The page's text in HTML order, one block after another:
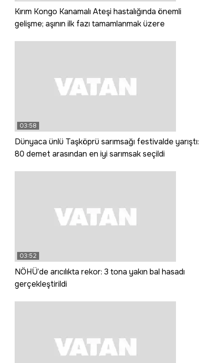
Kırım Kongo Kanamalı Ateşi hastalığında önemli
gelişme; aşının ilk fazı tamamlanmak üzere
03:58
Dünyaca ünlü Taşköprü sarımsağı festivalde yarıştı:
80 demet arasından en iyi sarımsak seçildi
03:52
NÖHÜ’de arıcılıkta rekor: 3 tona yakın bal hasadı
gerçekleştirildi